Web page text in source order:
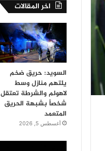
اخر المقالات
السويد: حريق ضخم
يلتهم منازل وسط
لاهولم والشرطة تعتقل
شخصاً بشبهة الحريق
المتعمد
أغسطس 5, 2026